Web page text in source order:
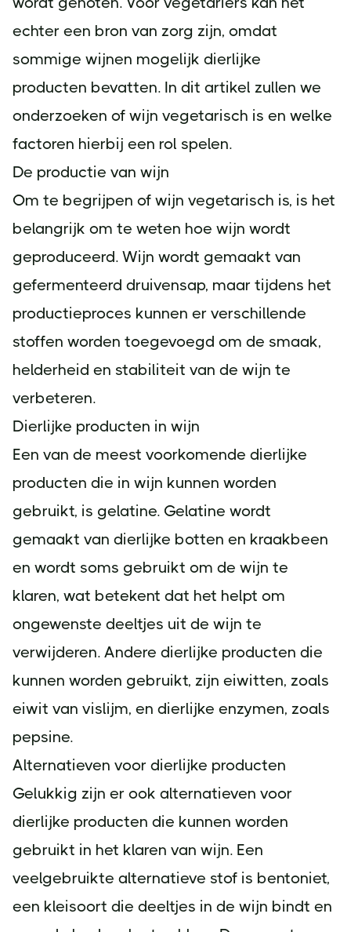
echter een bron van zorg zijn, omdat
sommige wijnen mogelijk dierlijke
producten bevatten. In dit artikel zullen we
onderzoeken of wijn vegetarisch is en welke
factoren hierbij een rol spelen.
De productie van wijn
Om te begrijpen of wijn vegetarisch is, is het
belangrijk om te weten hoe wijn wordt
geproduceerd. Wijn wordt gemaakt van
gefermenteerd druivensap, maar tijdens het
productieproces kunnen er verschillende
stoffen worden toegevoegd om de smaak,
helderheid en stabiliteit van de wijn te
verbeteren.
Dierlijke producten in wijn
Een van de meest voorkomende dierlijke
producten die in wijn kunnen worden
gebruikt, is gelatine. Gelatine wordt
gemaakt van dierlijke botten en kraakbeen
en wordt soms gebruikt om de wijn te
klaren, wat betekent dat het helpt om
ongewenste deeltjes uit de wijn te
verwijderen. Andere dierlijke producten die
kunnen worden gebruikt, zijn eiwitten, zoals
eiwit van vislijm, en dierlijke enzymen, zoals
pepsine.
Alternatieven voor dierlijke producten
Gelukkig zijn er ook alternatieven voor
dierlijke producten die kunnen worden
gebruikt in het klaren van wijn. Een
veelgebruikte alternatieve stof is bentoniet,
een kleisoort die deeltjes in de wijn bindt en